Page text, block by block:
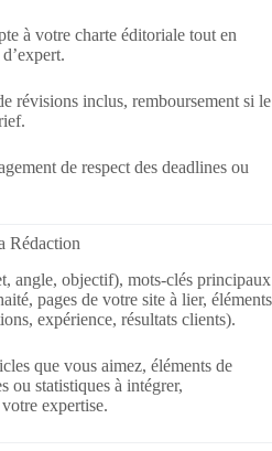
à votre charte éditoriale tout en
révisions inclus, remboursement si le
de respect des deadlines ou
Rédaction
angle, objectif), mots-clés principaux
pages de votre site à lier, éléments
expérience, résultats clients).
que vous aimez, éléments de
ou statistiques à intégrer,
expertise.